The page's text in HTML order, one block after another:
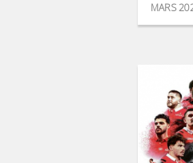
MARS